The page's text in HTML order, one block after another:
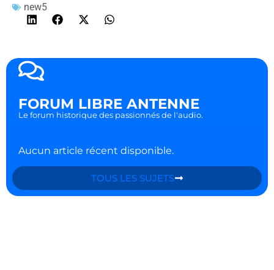
new5
FORUM LIBRE ANTENNE
Le forum historique des passionnés de l'audio.
Aucun article récent disponible.
TOUS LES SUJETS